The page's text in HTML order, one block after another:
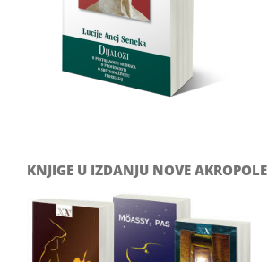
KNJIGE U IZDANJU NOVE AKROPOLE